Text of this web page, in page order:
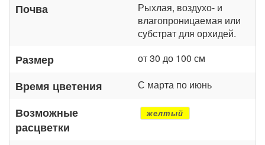
Почва
Рыхлая, воздухо- и
влагопроницаемая или
субстрат для орхидей.
Размер от 30 до 100 см
Время цветения С марта по июнь
Возможные
расцветки
желтый